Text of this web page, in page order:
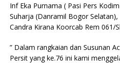
Inf Eka Purnama ( Pasi Pers
Suharja (Danramil Bogor
Candra Kirana Koorcab Rem 061/
” Dalam rangkaian dan Susunan
Persit yang ke.76 ini kami